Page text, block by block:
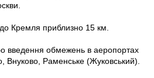
Кремля приблизно 15 км.
введення обмежень в аеропортах
Внуково, Раменське (Жуковський).